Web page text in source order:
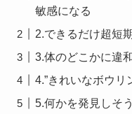
敏感になる
2.できるだけ超短
3.体のどこかに違
4.”きれいなボウリ
5.何かを発見しそ